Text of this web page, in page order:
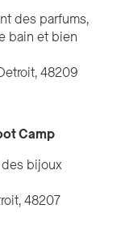
des parfums,
bain et bien
48209
Camp
des bijoux
48207